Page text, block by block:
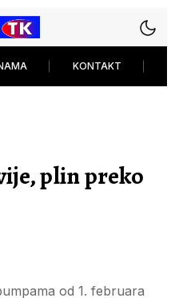
KONTAKT
plin preko
od 1. februara